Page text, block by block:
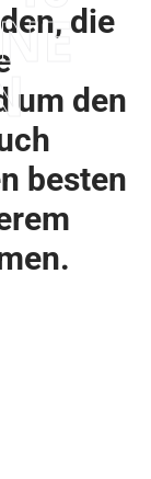
die
um den
besten